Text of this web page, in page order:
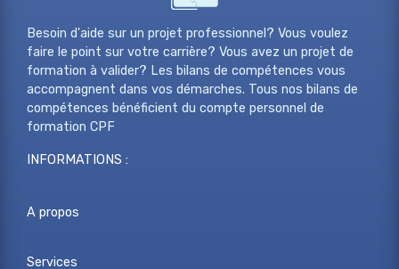
Besoin d'aide sur un projet professionnel? Vous voulez
faire le point sur votre carrière? Vous avez un projet de
formation à valider? Les bilans de compétences vous
accompagnent dans vos démarches. Tous nos bilans de
compétences bénéficient du compte personnel de
formation CPF
INFORMATIONS :
A propos
Services